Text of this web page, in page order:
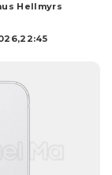
Hellmyrs